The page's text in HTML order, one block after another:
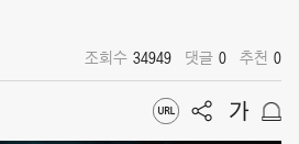
조회수 34949 댓글 0 추천 0